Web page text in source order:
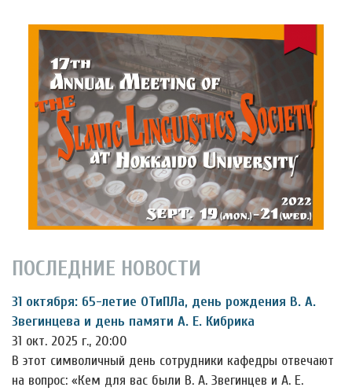
ПОСЛЕДНИЕ НОВОСТИ
31 октября: 65-летие ОТиПЛа, день рождения В. А.
Звегинцева и день памяти А. Е. Кибрика
31 окт. 2025 г., 20:00
В этот символичный день сотрудники кафедры отвечают
на вопрос: «Кем для вас были В. А. Звегинцев и А. Е.